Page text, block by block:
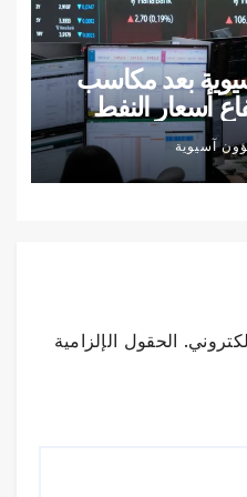
بعد مكاسب
أسعار النفط
آسيوية
الحقول الإلزامية